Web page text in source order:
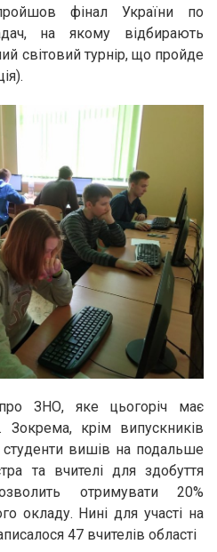
фінал України по
на якому відбирають
світовий турнір, що пройде
ЗНО, яке цьогоріч має
Зокрема, крім випускників
студенти вишів на подальше
та вчителі для здобуття
отримувати 20%
окладу. Нині для участі на
47 вчителів області